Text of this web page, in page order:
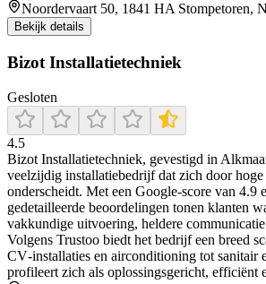
Noordervaart 50, 1841 HA Stompetoren,
Bekijk details
Bizot Installatietechniek
Gesloten
4.5
Bizot Installatietechniek, gevestigd in
veelzijdig installatiebedrijf dat zich door
onderscheidt. Met een Google-score van 4.9
gedetailleerde beoordelingen tonen klanten
vakkundige uitvoering, heldere
Volgens Trustoo biedt het bedrijf een breed
CV‐installaties en airconditioning tot sanitair
profileert zich als oplossingsgericht, efficiënt